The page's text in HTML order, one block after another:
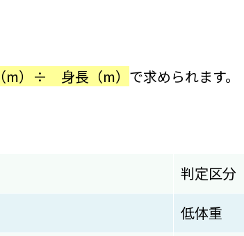
）÷ 身長（m） で求められます。
判定区分
低体重